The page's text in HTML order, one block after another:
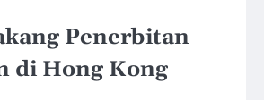
Penerbitan
di Hong Kong